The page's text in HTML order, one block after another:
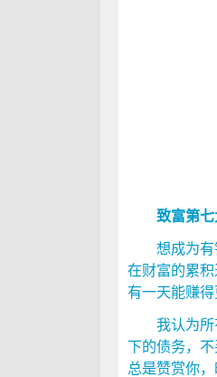
致富第七
想成为有钱
在财富的累
有一天能赚得
我认为所有
下的债务，
总是赞赏你